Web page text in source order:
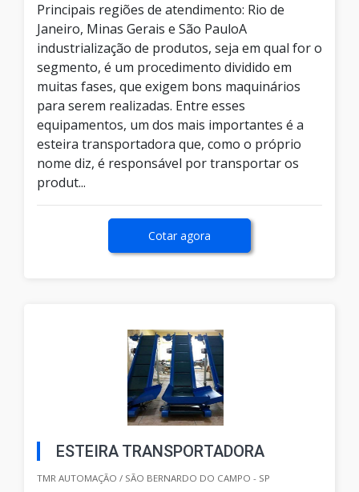
Principais regiões de atendimento: Rio de
Janeiro, Minas Gerais e São PauloA
industrialização de produtos, seja em qual for o
segmento, é um procedimento dividido em
muitas fases, que exigem bons maquinários
para serem realizadas. Entre esses
equipamentos, um dos mais importantes é a
esteira transportadora que, como o próprio
nome diz, é responsável por transportar os
produt...
Cotar agora
ESTEIRA TRANSPORTADORA
TMR AUTOMAÇÃO / SÃO BERNARDO DO CAMPO - SP